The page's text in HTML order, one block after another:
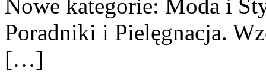
Nowe kategorie: Moda i
Poradniki i Pielęgnacja.
[…]